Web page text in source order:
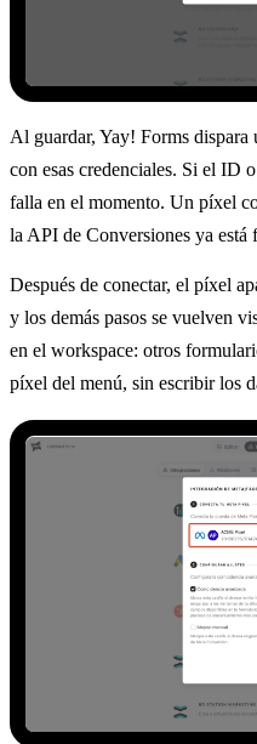
Al guardar, Yay! Forms
con esas credenciales. Si el ID
falla en el momento. Un píxel
la API de Conversiones ya está
Después de conectar, el píxel
y los demás pasos se vuelven
en el workspace: otros
píxel del menú, sin escribir los